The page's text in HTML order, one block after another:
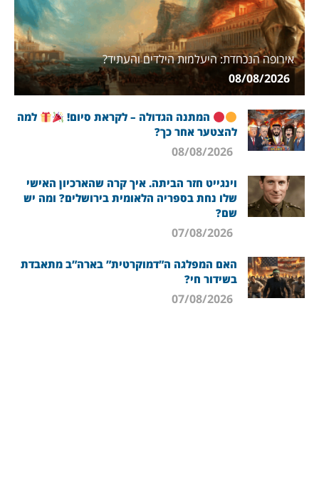
אירופה הנכחדת: היעלמות הילדים והעתיד?
המתנה הגדולה – לקראת סיום!
למה
להצטער אחר כך?
וינגייט חזר הביתה. איך קרה שהארכיון האישי
שלו נחת בספריה הלאומית בירושלים? ומה יש
שם?
האם המפלגה ה”דמוקרטית” בארה”ב מתאבדת
בשידור חי?